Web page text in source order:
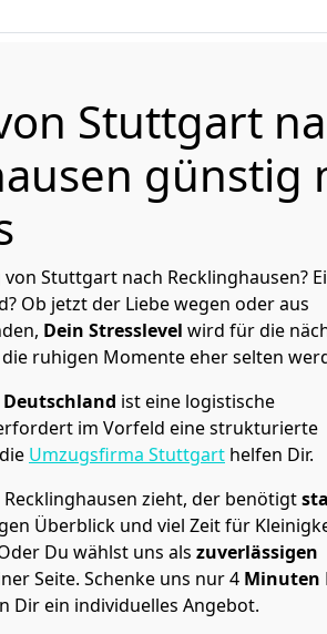
Stuttgart
günstig
Stuttgart nach Recklinghausen?
Ob jetzt der Liebe wegen oder aus
Dein Stresslevel wird für die
ruhigen Momente eher selten
ist eine logistische
im Vorfeld eine strukturierte
Umzugsfirma Stuttgart helfen Dir.
zieht, der benötigt
Überblick und viel Zeit für
Du wählst uns als zuverlässigen
Seite. Schenke uns nur4 Minuten
Dir ein individuelles Angebot.